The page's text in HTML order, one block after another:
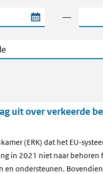
de periode —
uit over verkeerde
(ERK) dat het EU-
in 2021 niet naar
ondersteunen.